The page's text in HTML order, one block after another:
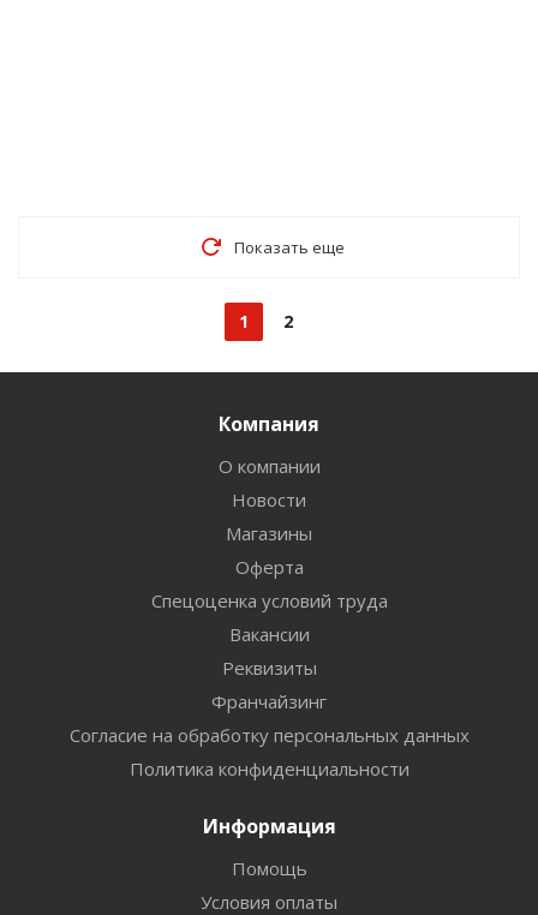
Показать еще
1 2
Компания
О компании
Новости
Магазины
Оферта
Спецоценка условий труда
Вакансии
Реквизиты
Франчайзинг
Согласие на обработку персональных данных
Политика конфиденциальности
Информация
Помощь
Условия оплаты